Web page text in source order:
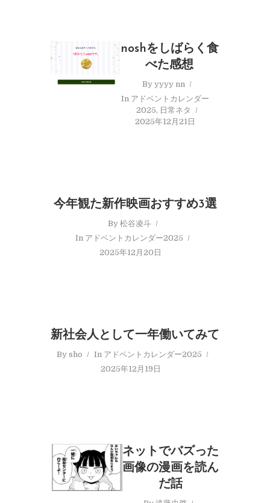
noshをしばらく食
べた感想
Byyyyy nn
In アドベントカレンダー
2025, 日常ネタ
2025年12月21日
今年観た新作映画おすすめ3選
By 松谷凌斗
In アドベントカレンダー2025
2025年12月20日
新社会人として一年働いてみて
By sho In アドベントカレンダー2025
2025年12月19日
ネットでバズった
画像の漫画を読ん
だ話